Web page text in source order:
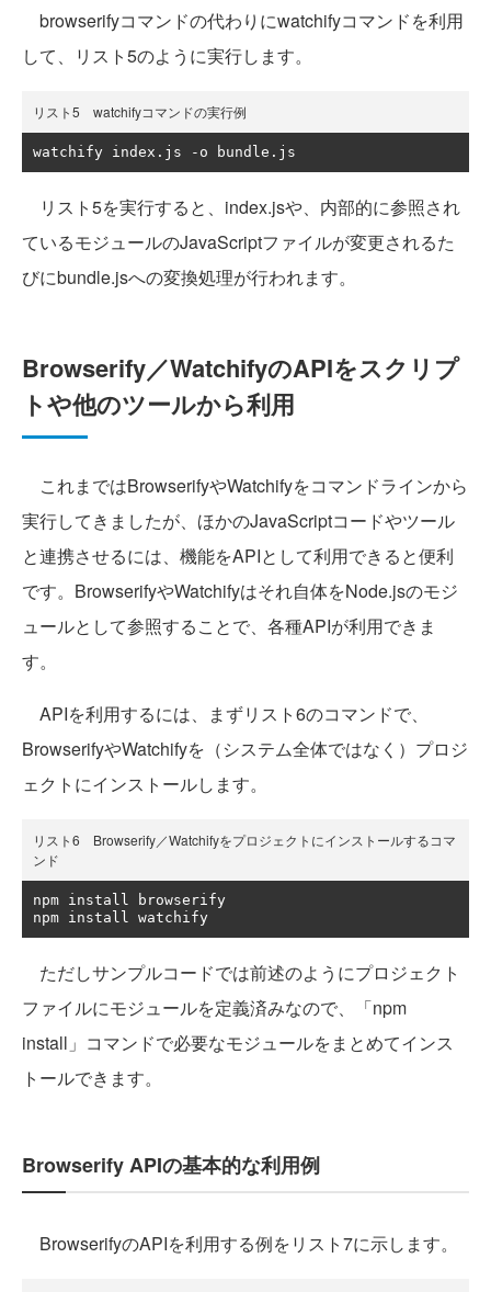
browserifyコマンドの代わりにwatchifyコマンドを利用
して、リスト5のように実行します。
リスト5 watchifyコマンドの実行例
watchify index . js - o bundle . js
リスト5を実行すると、index.jsや、内部的に参照され
ているモジュールのJavaScriptファイルが変更されるた
びにbundle.jsへの変換処理が行われます。
Browserify／WatchifyのAPIをスクリプ
トや他のツールから利用
これまではBrowserifyやWatchifyをコマンドラインから
実行してきましたが、ほかのJavaScriptコードやツール
と連携させるには、機能をAPIとして利用できると便利
です。BrowserifyやWatchifyはそれ自体をNode.jsのモジ
ュールとして参照することで、各種APIが利用できま
す。
APIを利用するには、まずリスト6のコマンドで、
BrowserifyやWatchifyを（システム全体ではなく）プロジ
ェクトにインストールします。
リスト6 Browserify／Watchifyをプロジェクトにインストールするコマ
ンド
npm install browserify
npm install watchify
ただしサンプルコードでは前述のようにプロジェクト
ファイルにモジュールを定義済みなので、「npm
install」コマンドで必要なモジュールをまとめてインス
トールできます。
Browserify APIの基本的な利用例
BrowserifyのAPIを利用する例をリスト7に示します。